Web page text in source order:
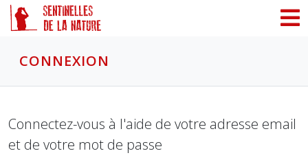
CONNEXION
Connectez-vous à l'aide de votre adresse email
et de votre mot de passe
Panneau de gestion des cookies